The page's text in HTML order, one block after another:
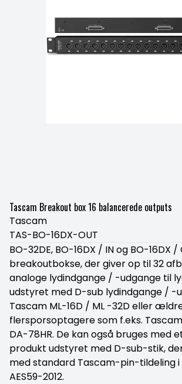
Tascam Breakout box 16 balancerede outputs
Tascam
TAS-BO-16DX-OUT
BO-32DE, BO-16DX / IN og BO-16DX
breakoutbokse, der giver op til 32
analoge lydindgange / -udgange til
udstyret med D-sub lydindgange / -
Tascam ML-16D / ML -32D eller
flersporsoptagere som f.eks.
DA-78HR. De kan også bruges med
produkt udstyret med D-sub-stik,
med standard Tascam-pin-tildeling
AES59-2012.